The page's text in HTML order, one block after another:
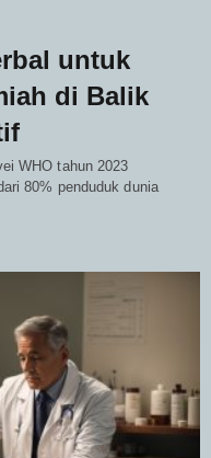
untuk
di Balik
WHO tahun 2023
80% penduduk dunia